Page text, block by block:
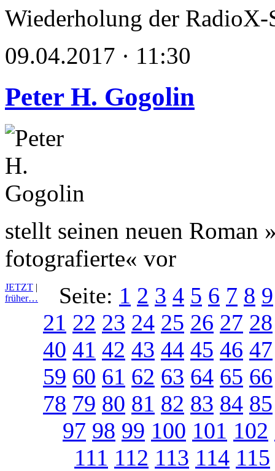
Wiederholung der
09.04.2017 · 11:30
Peter H. Gogolin
stellt seinen neuen Roman
fotografierte« vor
JETZT |
früher…
Seite: 1 2 3 4 5 6 7 8 9
21 22 23 24 25 26 27 28
40 41 42 43 44 45 46 47
59 60 61 62 63 64 65 66
78 79 80 81 82 83 84 85
97 98 99 100 101 102
111 112 113 114 115